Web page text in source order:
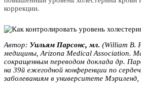
коррекции.
Автор: Уильям Парсонс, мл. (William B.
медицины, Arizona Medical Association.
сокращенным переводом доклада др.
на 39й ежегодной конференции по
заболеваниям в университете